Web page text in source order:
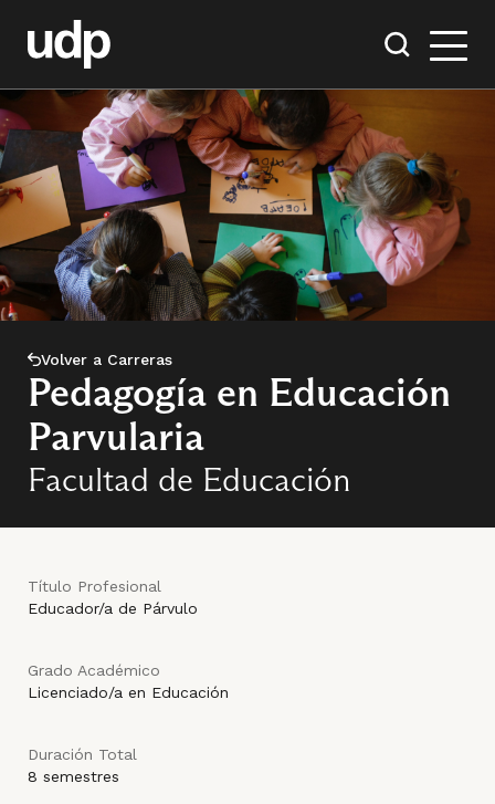
Volver a Carreras
Pedagogía en Educación
Parvularia
Facultad de Educación
Título Profesional
Educador/a de Párvulo
Grado Académico
Licenciado/a en Educación
Duración Total
8 semestres